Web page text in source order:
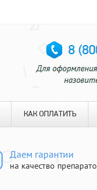
КАК ОПЛАТИТЬ
Даем гарантии
на качество